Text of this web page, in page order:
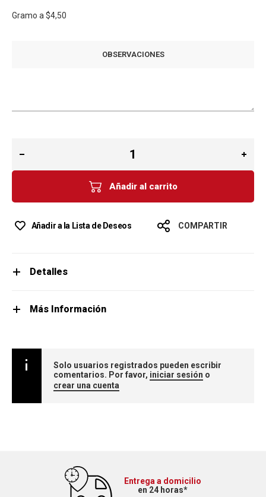
Gramo a $4,50
OBSERVACIONES
Añadir al carrito
Añadir a la Lista de Deseos COMPARTIR
Detalles
Más Información
Solo usuarios registrados pueden escribir
comentarios. Por favor, iniciar sesión o
crear una cuenta
Entrega a domicilio
en 24 horas*